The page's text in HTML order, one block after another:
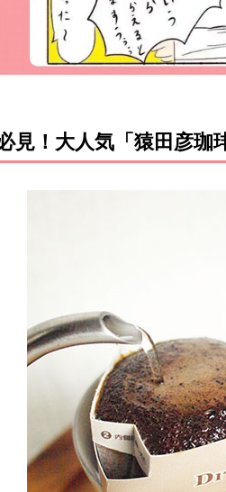
見！大人気「猿田彦珈